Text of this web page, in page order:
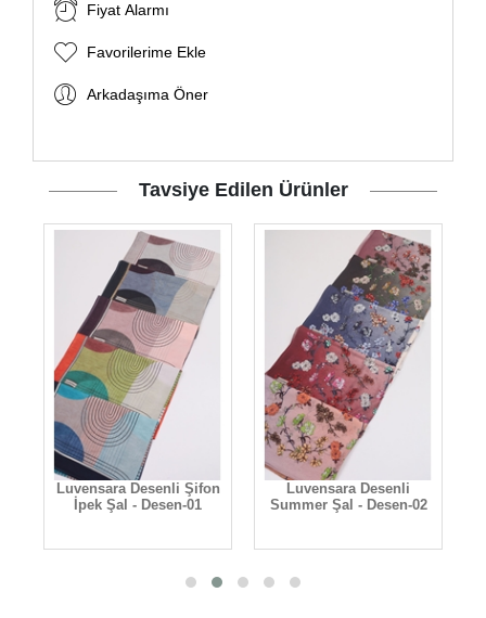
Fiyat Alarmı
Favorilerime Ekle
Arkadaşıma Öner
Tavsiye Edilen Ürünler
Luvensara Desenli Şifon
İpek Şal - Desen-01
Luvensara Desenli
Summer Şal - Desen-02